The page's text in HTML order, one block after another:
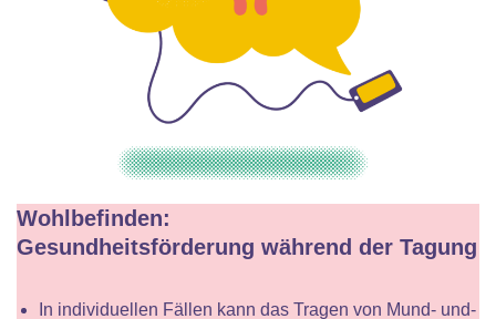
Wohlbefinden:
Gesundheitsförderung während der Tagung
In individuellen Fällen kann das Tragen von Mund- und-